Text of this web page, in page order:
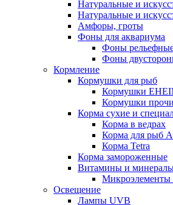
Натуральные и
Натуральные и
Амфоры, гроты
Фоны для аквариума
Фоны
Фоны
Кормление
Кормушки для рыб
Кормушки
Кормушки
Корма сухие и
Корма в ведрах
Корма для рыб
Корма Tetra
Корма замороженные
Витамины и
Микроэлементы
Освещение
Лампы UVB